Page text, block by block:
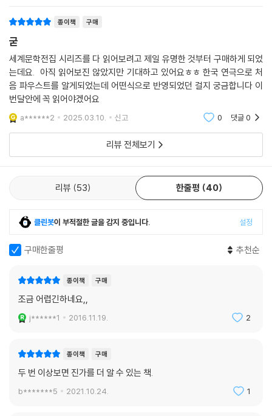
종이책 구매
굳
세계문학전집 시리즈를 다 읽어보려고 제일 유명한 것부터 구매하게 되었
는데요. 아직 읽어보진 않았지만 기대하고 있어요ㅎㅎ 한국 연극으로 처
음 파우스트를 알게되었는데 어떤식으로 반영되었던 걸지 궁금합니다 이
번달안에 꼭 읽어야겠어요
a******2 2025.03.10. 신고 0 댓글0
리뷰 전체보기
리뷰 53 한줄평 40
클린봇이 부적절한 글을 감지 중입니다. 설정
구매한줄평 추천순
종이책 구매
조금 어렵긴하네요,,
j******1 2016.11.19. 2
종이책 구매
두 번 이상보면 진가를 더 알 수 있는 책.
b*******5 2021.10.24. 1